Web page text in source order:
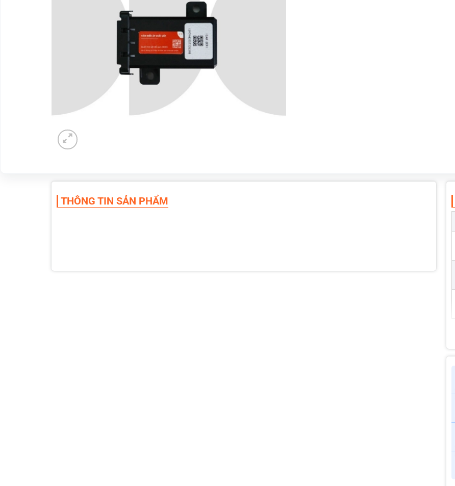
THÔNG TIN SẢN PHẨM